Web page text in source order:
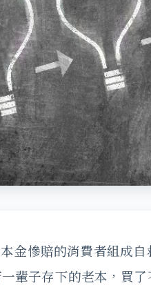
金慘賠的消費者組成
輩子存下的老本，買